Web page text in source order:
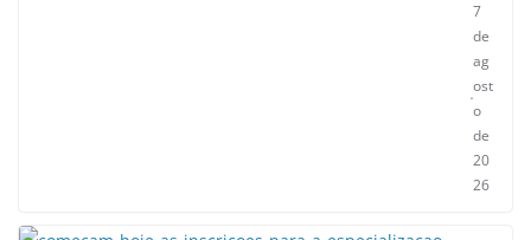
7
de
ag
ost
o
de
20
26